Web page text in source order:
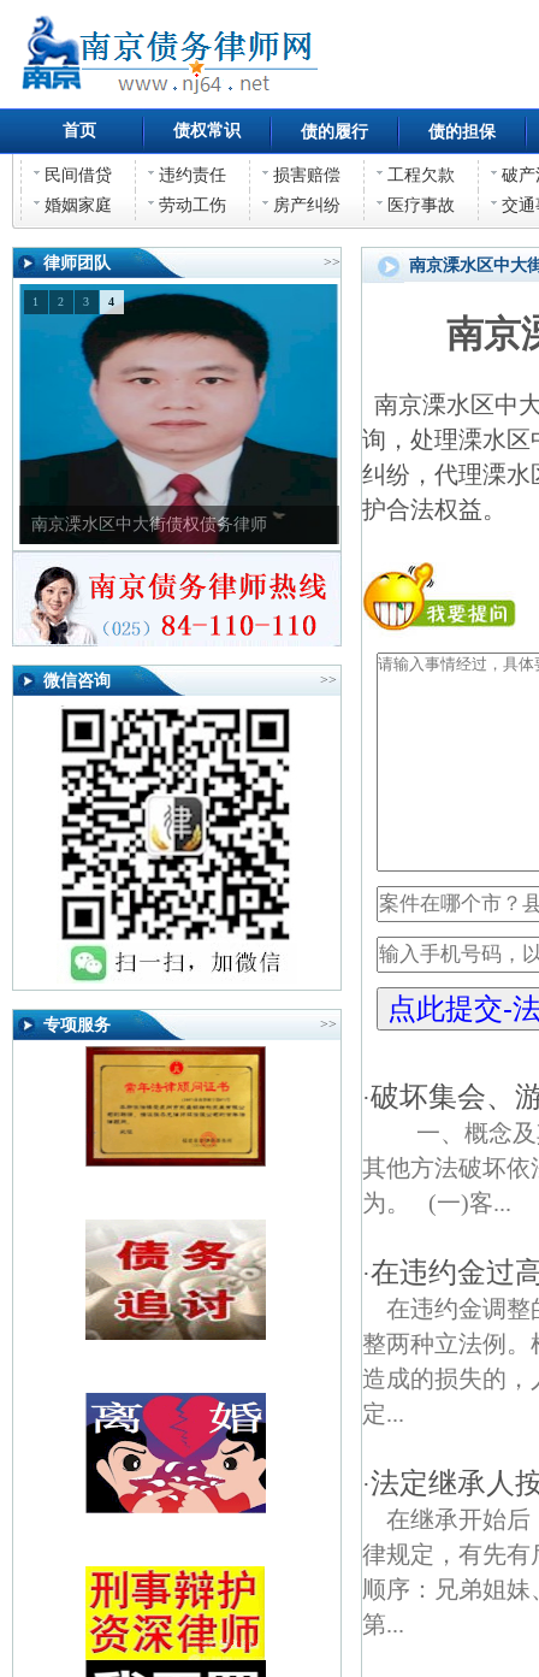
首页 债权常识 债的履行 债的担保
民间借贷 违约责任 损害赔偿 工程欠款
破产
婚姻家庭
劳动工伤 房产纠纷 医疗事故 交通
律师团队 >>
南京溧水区中大街债权债务律师
1 2 3 4
微信咨询 >>
专项服务 >>
南京溧水区中大
南京
南京溧水区中
询，处理溧水区
纠纷，代理溧水
护合法权益。
·破坏集会、
一、概念及
其他方法破坏依
为。 (一)客...
·在违约金过
在违约金调整
整两种立法例。
造成的损失的，
定...
·法定继承人
在继承开始后
律规定，有先有
顺序：兄弟姐
第...